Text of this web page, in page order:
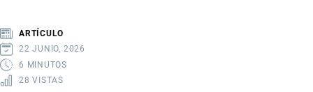
IMPULSADO
POR
MARCAS
ARTÍCULO
22 JUNIO, 2026
6 MINUTOS
28 VISTAS